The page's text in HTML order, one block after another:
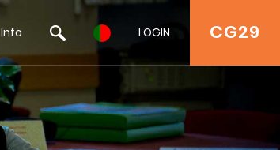
CG29
Info LOGIN